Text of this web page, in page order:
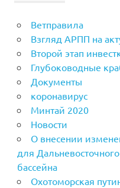
Ветправила
Взгляд АРПП на
Второй этап
Глубоководные
Документы
коронавирус
Минтай 2020
Новости
О внесении
для
бассейна
Охотоморская